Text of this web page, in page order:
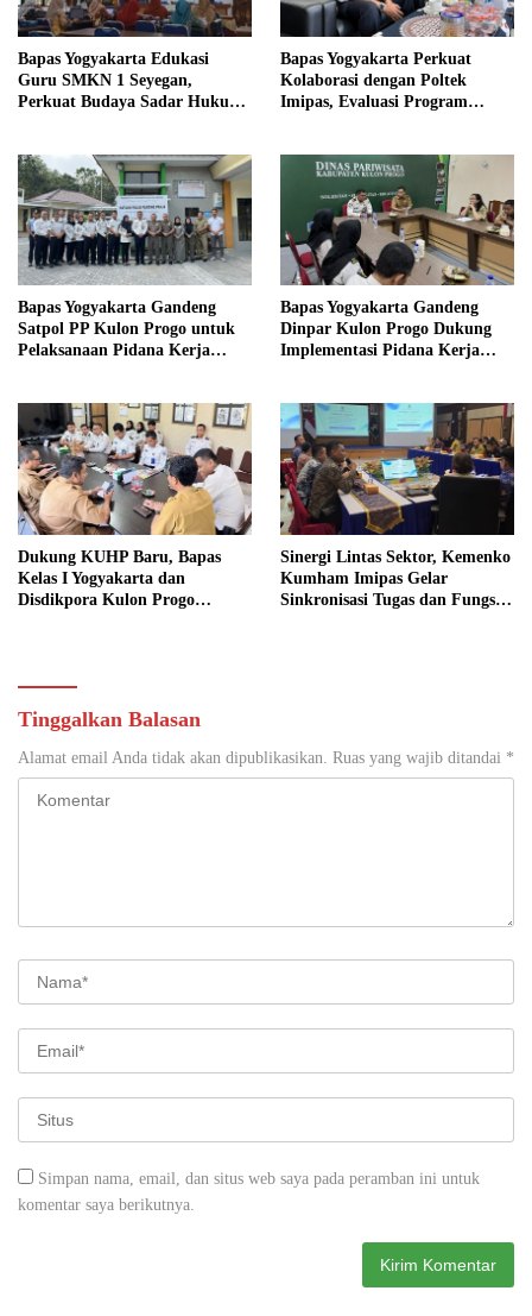
Bapas Yogyakarta Edukasi
Guru SMKN 1 Seyegan,
Perkuat Budaya Sadar Hukum
Bapas Yogyakarta Perkuat
Kolaborasi dengan Poltek
Imipas, Evaluasi Program
Bapas Yogyakarta Gandeng
Satpol PP Kulon Progo untuk
Pelaksanaan Pidana Kerja
Bapas Yogyakarta Gandeng
Dinpar Kulon Progo Dukung
Implementasi Pidana Kerja
Dukung KUHP Baru, Bapas
Kelas I Yogyakarta dan
Disdikpora Kulon Progo
Sinergi Lintas Sektor, Kemenko
Kumham Imipas Gelar
Sinkronisasi Tugas dan Fungsi
Tinggalkan Balasan
Alamat email Anda tidak akan dipublikasikan. Ruas yang wajib ditandai *
Simpan nama, email, dan situs web saya pada peramban ini untuk
komentar saya berikutnya.